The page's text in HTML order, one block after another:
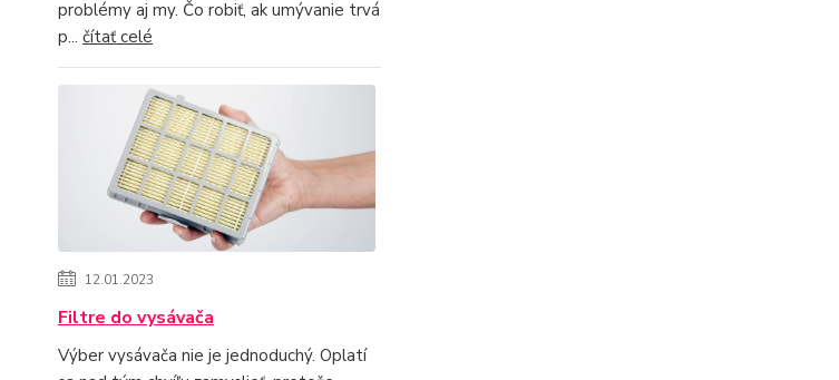
problémy aj my. Čo robiť, ak umývanie trvá
p... čítať celé
12.01.2023
Filtre do vysávača
Výber vysávača nie je jednoduchý. Oplatí